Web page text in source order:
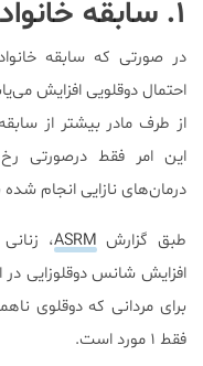
۱. سابقه خانوادگی
در صورتی که سابقه
احتمال دوقلویی افزایش
از طرف مادر بیشتر از
این امر فقط درصورتی
درمان‌های نازایی انجام
طبق گزارش ASRM،
فقط ۱ مورد است.